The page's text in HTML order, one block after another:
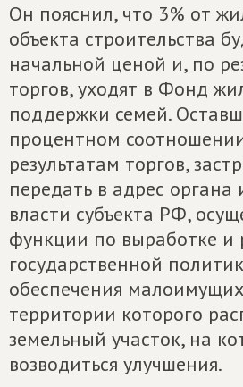
Он пояснил, что 3% от
объекта строительства
начальной ценой и, по
торгов, уходят в Фонд
поддержки семей.
процентном
результатам торгов,
передать в адрес органа
власти субъекта РФ,
функции по выработке и
государственной
обеспечения
территории которого
земельный участок, на
возводиться улучшения.